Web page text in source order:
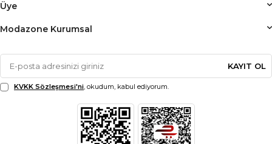
Üye
Modazone Kurumsal
KAYIT OL
KVKK Sözleşmesi'ni, okudum, kabul ediyorum.